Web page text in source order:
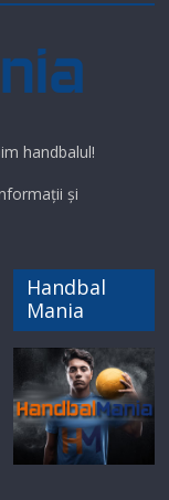
handbalul!
și
Handbal
Mania